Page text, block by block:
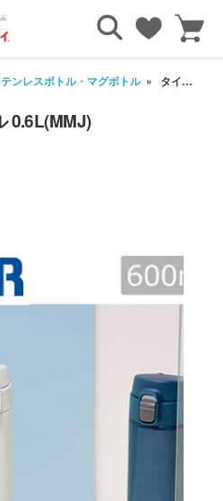
ンレスボトル・マグボトル タイガー 真空断熱ボトル 0.6L(MMJ)
0.6L(MMJ)